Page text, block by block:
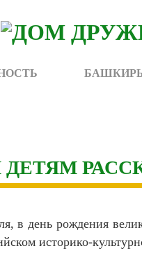
в день рождения
историко-